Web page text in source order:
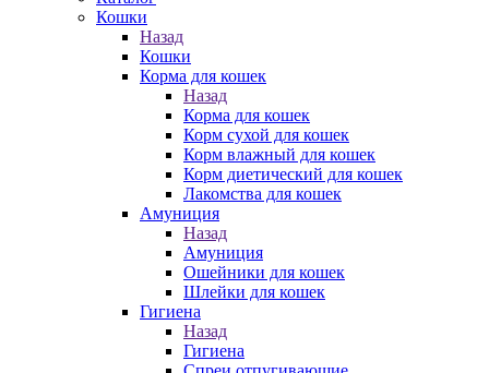
Кошки
Назад
Кошки
Корма для кошек
Назад
Корма для кошек
Корм сухой для кошек
Корм влажный для кошек
Корм диетический для кошек
Лакомства для кошек
Амуниция
Назад
Амуниция
Ошейники для кошек
Шлейки для кошек
Гигиена
Назад
Гигиена